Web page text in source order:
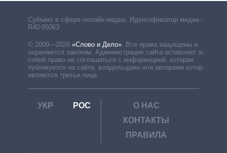
Субъект в сфере онлайн-медиа. Идентификатор медиа –
R40-05063
© 2009—2026 «Слово и Дело». Все права защищены и
охраняются законом. Администрация сайта оставляет за
собой право не соглашаться с информацией, которая
публикуется на сайте, владельцами или авторами которой
являются третьи лица.
УКР РОС
О НАС
КОНТАКТЫ
ПРАВИЛА